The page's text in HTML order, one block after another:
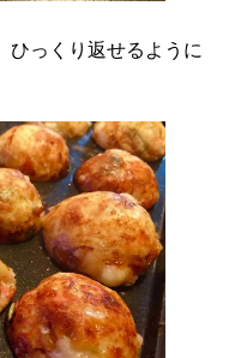
ひっくり返せるように